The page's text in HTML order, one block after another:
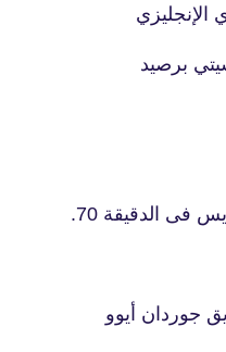
الدقيقة 70.
جوردان أيوو